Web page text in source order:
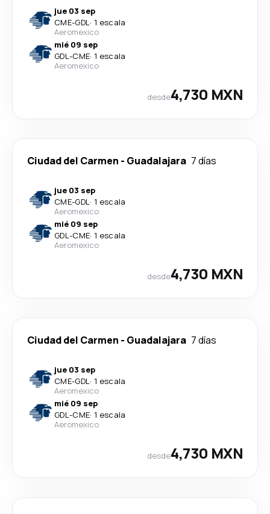
jue 03 sep
CME-GDL· 1 escala
Aeromexico
mié 09 sep
GDL-CME· 1 escala
Aeromexico
desde4,730 MXN
Ciudad del Carmen - Guadalajara 7 días
jue 03 sep
CME-GDL· 1 escala
Aeromexico
mié 09 sep
GDL-CME· 1 escala
Aeromexico
desde4,730 MXN
Ciudad del Carmen - Guadalajara 7 días
jue 03 sep
CME-GDL· 1 escala
Aeromexico
mié 09 sep
GDL-CME· 1 escala
Aeromexico
desde4,730 MXN